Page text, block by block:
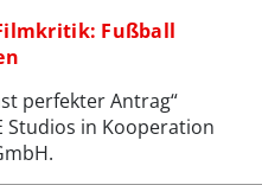
Fußball
perfekter Antrag“
Studios in Kooperation